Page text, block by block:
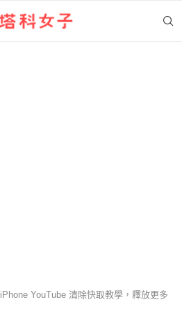
iPhone YouTube 清除快取教學，釋放更多